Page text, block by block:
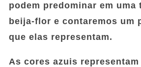
podem predominar em uma
beija-flor e contaremos um
que elas representam.
As cores azuis